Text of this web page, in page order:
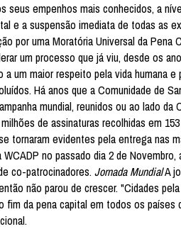
empenhos mais conhecidos, a
e a suspensão imediata de todas as
por uma Moratória Universal da Pena
um processo que já viu, desde os
um maior respeito pela vida humana
Há anos que a Comunidade de
mundial, reunidos ou ao lado da
de assinaturas recolhidas em
tornaram evidentes pela entrega nas
no passado dia 2 de
co-patrocinadores.Jornada MundialA
não parou de crescer. "Cidades
da pena capital em todos os países